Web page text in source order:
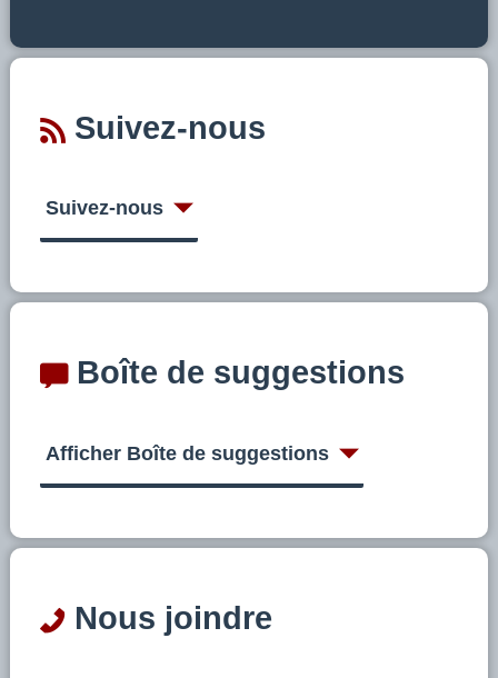
Suivez-nous
Suivez-nous
Boîte de suggestions
Afficher Boîte de suggestions
Nous joindre